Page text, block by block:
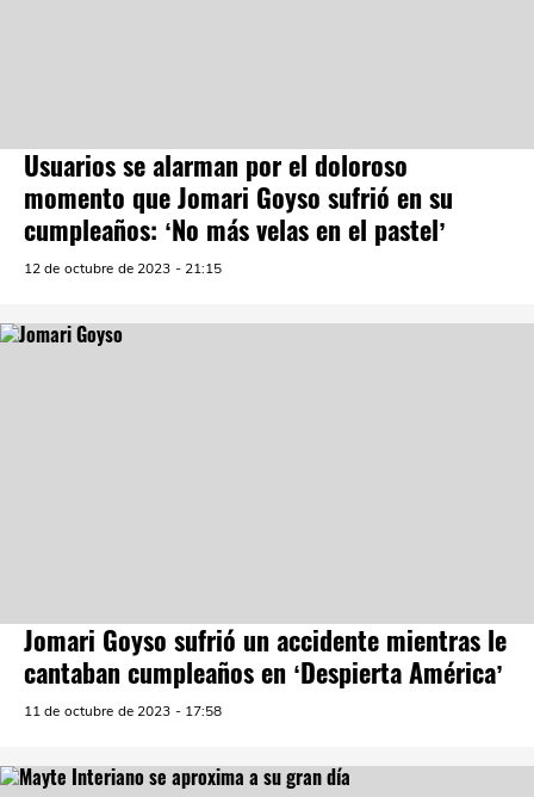
Usuarios se alarman por el doloroso
momento que Jomari Goyso sufrió en su
cumpleaños: ‘No más velas en el pastel’
12 de octubre de 2023 - 21:15
Jomari Goyso sufrió un accidente mientras le
cantaban cumpleaños en ‘Despierta América’
11 de octubre de 2023 - 17:58